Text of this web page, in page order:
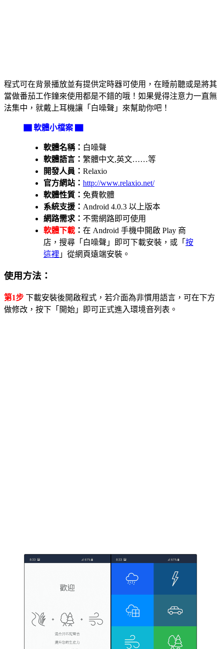
程式可在背景播放並有提供定時器可使用，在睡前聽或是將其
當做番茄工作鐘來使用都是不錯的哦！如果覺得注意力一直無
法集中，就戴上耳機讓「白噪聲」來幫助你吧！
▇ 軟體小檔案 ▇
軟體名稱： 白噪聲
軟體語言： 繁體中文,英文……等
開發人員： Relaxio
官方網站： http://www.relaxio.net/
軟體性質： 免費軟體
系統支援： Android 4.0.3 以上版本
網路需求： 不需網路即可使用
軟體下載 ： 在 Android 手機中開啟 Play 商
店，搜尋「白噪聲」即可下載安裝，或「 按
這裡 」從網頁遠端安裝。
使用方法：
第1步 下載安裝後開啟程式，若介面為非慣用語言，可在下方
做修改，按下「開始」即可正式進入環境音列表。